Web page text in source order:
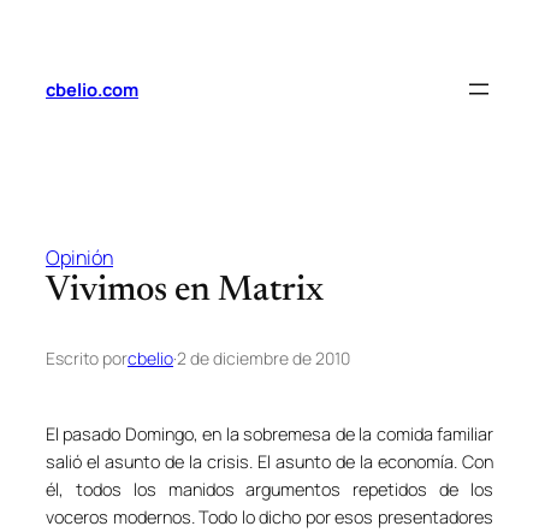
contenido
cbelio.com
Opinión
Vivimos en Matrix
Escrito porcbelio·2 de diciembre de 2010
El pasado Domingo, en la sobremesa de la comida familiar
salió el asunto de la crisis. El asunto de la economía. Con
él, todos los manidos argumentos repetidos de los
voceros modernos. Todo lo dicho por esos presentadores